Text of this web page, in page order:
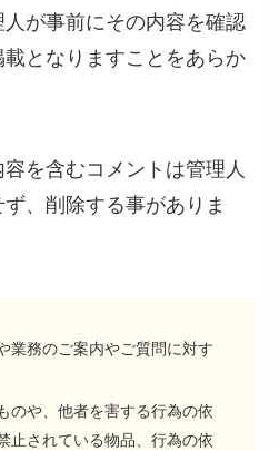
が事前にその内容を確認
となりますことをあらか
を含むコメントは管理人
、削除する事がありま
業務のご案内やご質問に対す
のや、他者を害する行為の依
止されている物品、行為の依